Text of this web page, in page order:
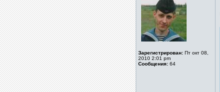
Зарегистрирован: Пт окт 08,
2010 2:01 pm
Сообщения: 64